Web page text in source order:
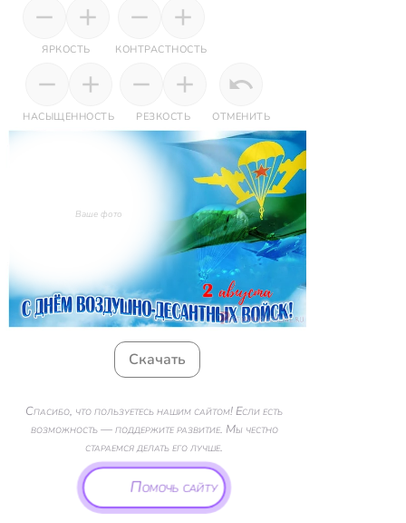
ЯРКОСТЬ КОНТРАСТНОСТЬ
НАСЫЩЕННОСТЬ РЕЗКОСТЬ ОТМЕНИТЬ
Ваше фото
Скачать
Спасибо, что пользуетесь нашим сайтом! Если есть
возможность — поддержите развитие. Мы честно
стараемся делать его лучше.
Помочь сайту